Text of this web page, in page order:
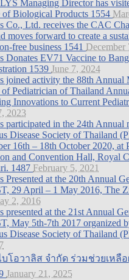
Managing Director has
of Biological Products 1554
Co., Ltd. receives the CAC
moves forward to create a
free business 1541 December
Donates EV71 Vaccine to
1539 June 7, 2024
joined activity the 88th Annual
Pediatrician of Thailand
Innovations to Current
2023
participated in the 24th Annual
Disease Society of Thailand
16th – 18th October 2020, at
and Convention Hall, Royal
1487 February 5, 2021
Presented at the 20th Annual
29 April – 1 May 2016, The
2, 2016
presented at the 21st Annual
May 5th-7th 2017 organized
Disease Society of Thailand
โอวาลิส จำกัด ร่วมช่วยเหลื
January 21, 2025